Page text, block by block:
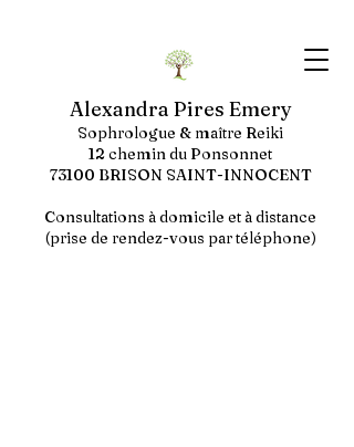
Alexandra Pires Emery
Sophrologue & maître Reiki
12 chemin du Ponsonnet
73100 BRISON SAINT-INNOCENT
Consultations à domicile et à distance
(prise de rendez-vous par téléphone)